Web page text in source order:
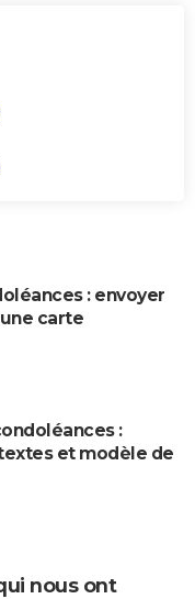
: envoyer
carte
:
et modèle de
nous ont